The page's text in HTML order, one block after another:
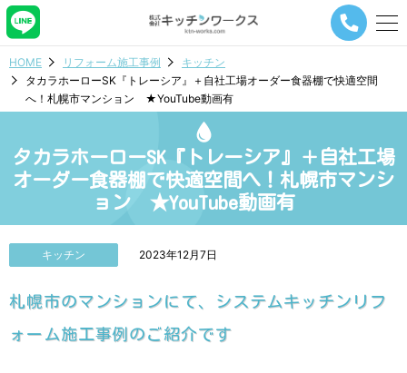
メ
ビ
シ
ョ
タ
HOME リフォーム施工事例
キッチン
タカラホーローSK『トレーシア』＋自社工場オーダー食器棚で快適空間
へ！札幌市マンション ★YouTube動画有
タカラホーローSK『トレーシア』＋自社工場
オーダー食器棚で快適空間へ！札幌市マンシ
ョン ★YouTube動画有
キッチン 2023年12月7日
札幌市のマンションにて、システムキッチンリフ
ォーム施工事例のご紹介です